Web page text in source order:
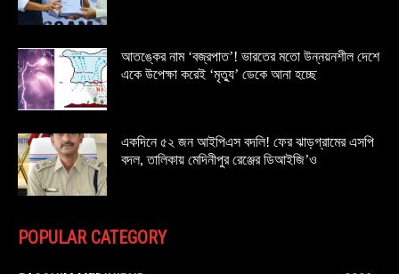
আতঙ্কের নাম ‘বজ্রপাত’! ভারতের মতো উন্নয়নশীল দেশে
একে উপেক্ষা করেই ‘মৃত্যু’ ডেকে আনা হচ্ছে
একদিনে ৫২ জন আইপিএস বদলি! ফের ঝাড়গ্রামের এসপি
বদল, তালিকায় মেদিনীপুর রেঞ্জের ডিআইজি’ও
POPULAR CATEGORY